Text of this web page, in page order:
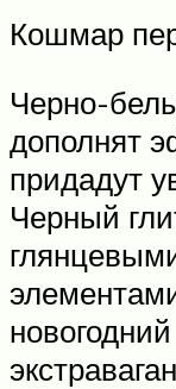
Кошмар
Черно-
дополнят
придадут
Черный